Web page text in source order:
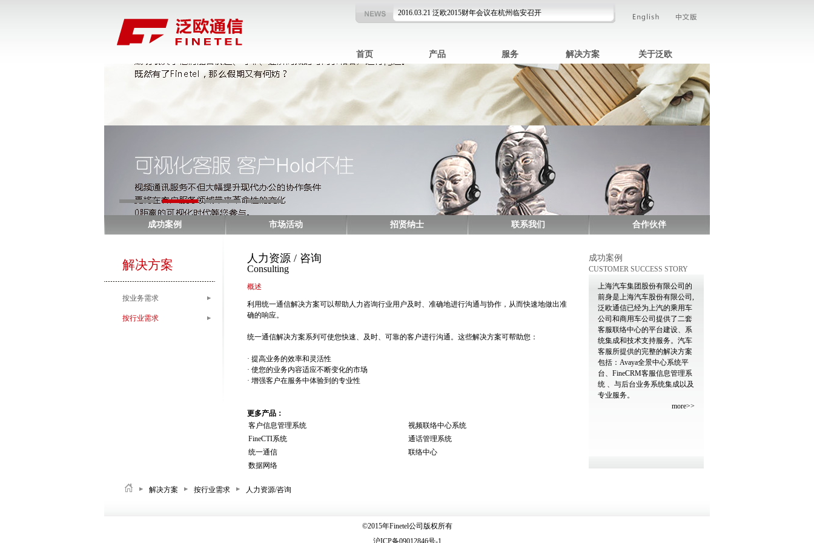
2016.03.21 泛欧2015财年会议在杭州临安召开
2016.03.21泛欧2015财年会议在杭州临安召开
泛欧荣获 AVAYA白金合作伙伴证书
首页 产品 服务 解决方案 关于泛欧
成功案例 市场活动 招贤纳士 联系我们 合作伙伴
解决方案
按业务需求
按行业需求
人力资源 / 咨询
Consulting
概述
利用统一通信解决方案可以帮助人力咨询行业用户及时、准确地进行沟通与协作，从而快速地做出准
确的响应。
统一通信解决方案系列可使您快速、及时、可靠的客户进行沟通。这些解决方案可帮助您：
· 提高业务的效率和灵活性
· 使您的业务内容适应不断变化的市场
· 增强客户在服务中体验到的专业性
更多产品：
客户信息管理系统
视频联络中心系统
FineCTI系统
通话管理系统
统一通信
联络中心
数据网络
成功案例
CUSTOMER SUCCESS STORY
上海汽车集团股份有限公司的
前身是上海汽车股份有限公司,
泛欧通信已经为上汽的乘用车
公司和商用车公司提供了二套
客服联络中心的平台建设、系
统集成和技术支持服务。汽车
客服所提供的完整的解决方案
包括：Avaya全景中心系统平
台、FineCRM客服信息管理系
统 、与后台业务系统集成以及
专业服务。
more>>
解决方案 按行业需求 人力资源/咨询
©2015年Finetel公司版权所有
沪ICP备09012846号-1